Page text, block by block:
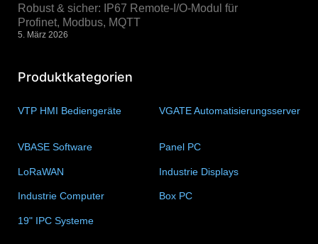
Robust & sicher: IP67 Remote-I/O-Modul für
Profinet, Modbus, MQTT
5. März 2026
Produktkategorien
VTP HMI Bediengeräte
VGATE Automatisierungsserver
VBASE Software Panel PC
LoRaWAN Industrie Displays
Industrie Computer Box PC
19" IPC Systeme